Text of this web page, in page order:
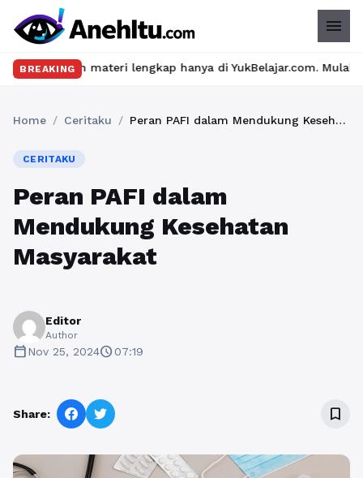
menu
BREAKING
materi lengkap hanya di YukBelajar.com. Mulai langkah
Home / Ceritaku / Peran PAFI dalam Mendukung Kesehatan Masyarakat
CERITAKU
Peran PAFI dalam
Mendukung Kesehatan
Masyarakat
Editor
Author
calendar_todayNov 25, 2024schedule07:19
Share: bookmark_border